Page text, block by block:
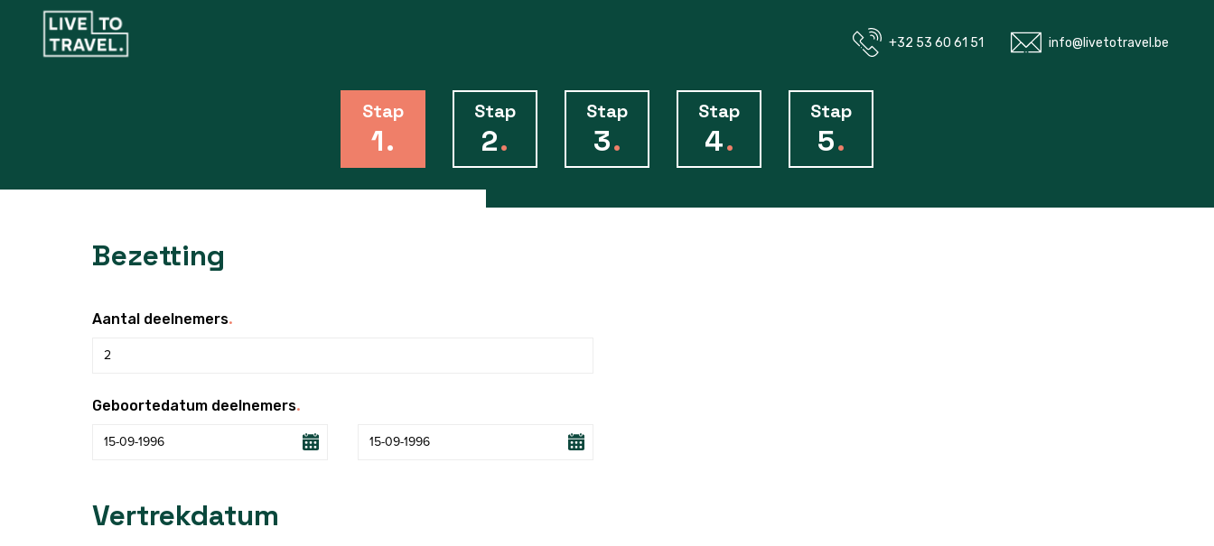
+32 53 60 61 51 info@livetotravel.be
Stap
1.
Stap
2.
Stap
3.
Stap
4.
Stap
5.
Bezetting
Aantal deelnemers.
Geboortedatum deelnemers.
Vertrekdatum